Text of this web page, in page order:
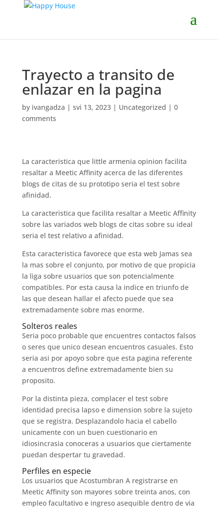
Trayecto a transito de
enlazar en la pagina
by ivangadza | svi 13, 2023| Uncategorized | 0
comments
La caracteristica que little armenia opinion facilita
resaltar a Meetic Affinity acerca de las diferentes
blogs de citas de su prototipo seria el test sobre
afinidad.
La caracteristica que facilita resaltar a Meetic Affinity
sobre las variados web blogs de citas sobre su ideal
seria el test relativo a afinidad.
Esta caracteristica favorece que esta web Jamas sea
la mas sobre el conjunto, por motivo de que propicia
la liga sobre usuarios que son potencialmente
compatibles. Por esta causa la indice en triunfo de
las que desean hallar el afecto puede que sea
extremadamente sobre mas enorme.
Solteros reales
Seria poco probable que encuentres contactos falsos
o seres que unico desean encuentros casuales. Esto
seri­a asi por apoyo sobre que esta pagina referente
a encuentros define extremadamente bien su
proposito.
Por la distinta pieza, complacer el test sobre
identidad precisa lapso e dimension sobre la sujeto
que se registra. Desplazandolo hacia el cabello
unicamente con un buen cuestionario en
idiosincrasia conoceras a usuarios que ciertamente
puedan despertar tu gravedad.
Perfiles en especie
Los usuarios que Acostumbran A registrarse en
Meetic Affinity son mayores sobre treinta anos, con
empleo facultativo e ingreso asequible dentro de vi­a